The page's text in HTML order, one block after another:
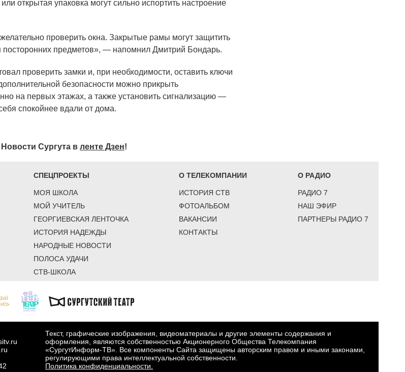
открытая упаковка могут сильно испортить настроение
проверить окна. Закрытые рамы могут защитить
посторонних предметов», — напомнил Дмитрий Бондарь.
проверить замки и, при необходимости, оставить ключи
безопасности можно прикрыть
на первых этажах, а также установить сигнализацию —
спокойнее вдали от дома.
Сургута в ленте Дзен!
СПЕЦПРОЕКТЫ
МОЯ ШКОЛА
МОЙ УЧИТЕЛЬ
ГЕОРГИЕВСКАЯ ЛЕНТОЧКА
ИСТОРИЯ НАДЕЖДЫ
НАРОДНЫЕ НОВОСТИ
ПОЛОСА УДАЧИ
СТВ-ШКОЛА
О ТЕЛЕКОМПАНИИ
ИСТОРИЯ СТВ
ФОТОАЛЬБОМ
ВАКАНСИИ
КОНТАКТЫ
О РАДИО
РАДИО 7
НАШ ЭФИР
ПАРТНЕРЫ РАДИО 7
Текст, графические изображения, видеоматериалы и другие элементы содержания и
оформления, являются собственностью Акционерного Общества Телекомпания
«СургутИнформ-ТВ». Все компоненты Сайта защищены авторским правом и иными законами,
регулирующими права интеллектуальной собственности.
Политика конфиденциальности.